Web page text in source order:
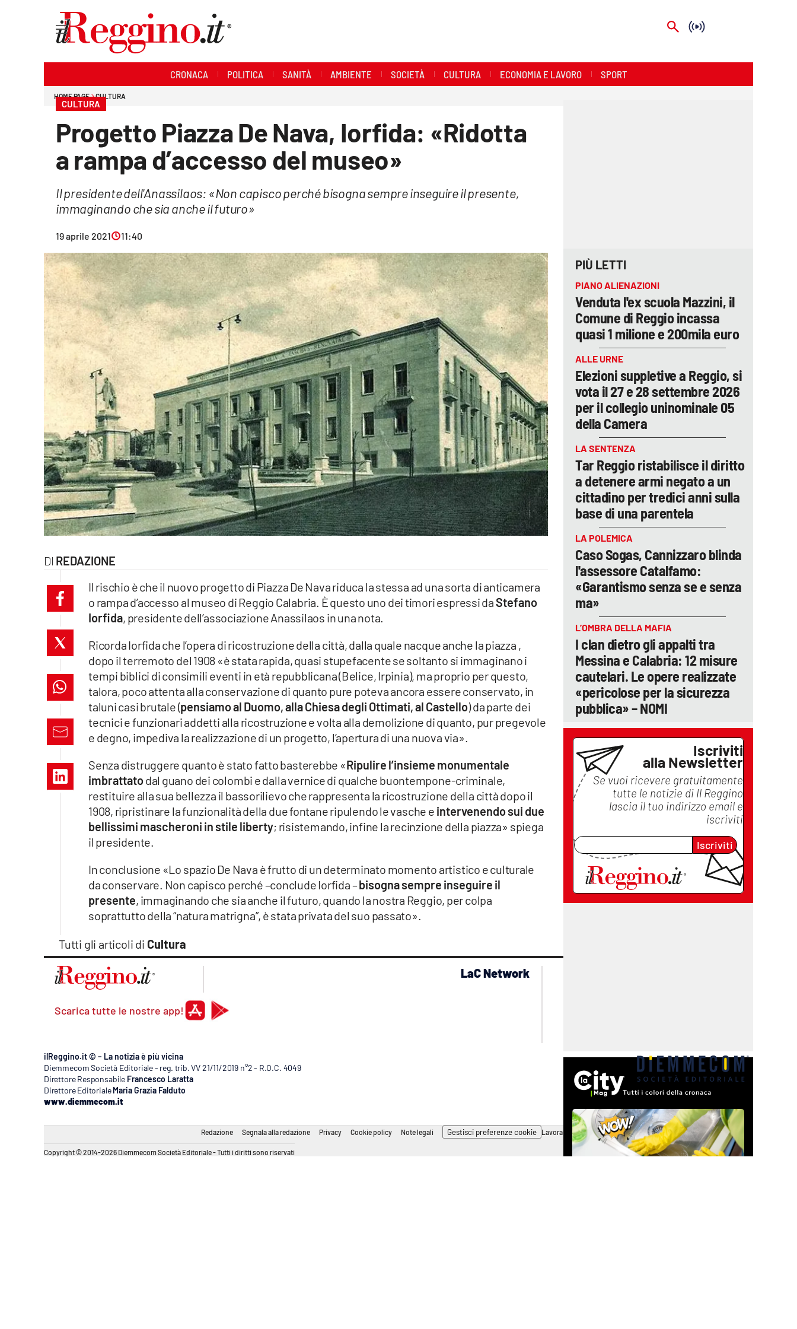
Lac Network
cosenzachannel.it
catanzarochannel.it
lacapitalenews.it
Vai
CRONACA POLITICA SANITÀ AMBIENTE SOCIETÀ CULTURA ECONOMIA E LAVORO SPORT
HOME PAGE CULTURA
CULTURA
Progetto Piazza De Nava, Iorfida: «Ridotta
a rampa d’accesso del museo»
Il presidente dell'Anassilaos: «Non capisco perché bisogna sempre inseguire il presente,
immaginando che sia anche il futuro»
19 aprile 2021 11:40
REDAZIONE
Tutti gli articoli di Cultura
Il rischio è che il nuovo progetto di Piazza De Nava riduca la stessa ad una sorta di anticamera
o rampa d’accesso al museo di Reggio Calabria. È questo uno dei timori espressi daStefano
Iorfida, presidente dell’associazione Anassilaos in una nota.
Ricorda Iorfida che l’opera di ricostruzione della città, dalla quale nacque anche la piazza ,
dopo il terremoto del 1908 «è stata rapida, quasi stupefacente se soltanto si immaginano i
tempi biblici di consimili eventi in età repubblicana (Belice, Irpinia), ma proprio per questo,
talora, poco attenta alla conservazione di quanto pure poteva ancora essere conservato, in
taluni casi brutale (pensiamo al Duomo, alla Chiesa degli Ottimati, al Castello) da parte dei
tecnici e funzionari addetti alla ricostruzione e volta alla demolizione di quanto, pur pregevole
e degno, impediva la realizzazione di un progetto, l’apertura di una nuova via».
Senza distruggere quanto è stato fatto basterebbe «Ripulire l’insieme monumentale
imbrattatodal guano dei colombi e dalla vernice di qualche buontempone-criminale,
restituire alla sua bellezza il bassorilievo che rappresenta la ricostruzione della città dopo il
1908, ripristinare la funzionalità della due fontane ripulendo le vasche e intervenendo sui due
bellissimi mascheroni in stile liberty; risistemando, infine la recinzione della piazza» spiega
il presidente.
In conclusione «Lo spazio De Nava è frutto di un determinato momento artistico e culturale
da conservare. Non capisco perché –conclude Iorfida –bisogna sempre inseguire il
presente, immaginando che sia anche il futuro, quando la nostra Reggio, per colpa
soprattutto della “natura matrigna”, è stata privata del suo passato».
PIÙ LETTI
PIANO ALIENAZIONI
Venduta l'ex scuola Mazzini, il
Comune di Reggio incassa
quasi 1 milione e 200mila euro
ALLE URNE
Elezioni suppletive a Reggio, si
vota il 27 e 28 settembre 2026
per il collegio uninominale 05
della Camera
LA SENTENZA
Tar Reggio ristabilisce il diritto
a detenere armi negato a un
cittadino per tredici anni sulla
base di una parentela
LA POLEMICA
Caso Sogas, Cannizzaro blinda
l'assessore Catalfamo:
«Garantismo senza se e senza
ma»
L’OMBRA DELLA MAFIA
I clan dietro gli appalti tra
Messina e Calabria: 12 misure
cautelari. Le opere realizzate
«pericolose per la sicurezza
pubblica» – NOMI
Iscriviti
alla Newsletter
Se vuoi ricevere gratuitamente
tutte le notizie di Il Reggino
lascia il tuo indirizzo email e
iscriviti
Iscriviti
Scarica tutte le nostre app!
LaC Network
ilReggino.it © – La notizia è più vicina
Diemmecom Società Editoriale - reg. trib. VV 21/11/2019 n°2 - R.O.C. 4049
Direttore Responsabile Francesco Laratta
Direttore Editoriale Maria Grazia Falduto
www.diemmecom.it
Redazione Segnala alla redazione Privacy Cookie policy Note legali Gestisci preferenze cookie Lavora con noi
Copyright © 2014-2026 Diemmecom Società Editoriale - Tutti i diritti sono riservati